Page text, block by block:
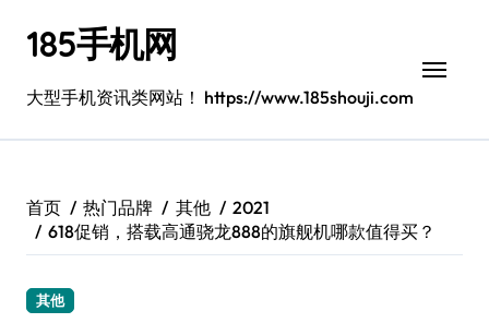
185手机网
大型手机资讯类网站！ https://www.185shouji.com
首页 热门品牌 其他
2021
618促销，搭载高通骁龙888的旗舰机哪款值得买？
其他